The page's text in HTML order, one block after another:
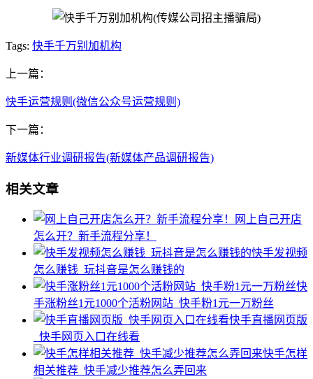
Tags: 快手千万别加机构
上一篇：
快手运营规则(微信公众号运营规则)
下一篇：
新媒体行业调研报告(新媒体产品调研报告)
相关文章
网上自己开店
怎么开？新手流程分享！
快手发视频
怎么赚钱_玩抖音是怎么赚钱的
快
手涨粉丝1元1000个活粉网站_快手粉1元一万粉丝
快手直播网页版
_快手网页入口在线看
快手怎样
相关推荐_快手减少推荐怎么弄回来